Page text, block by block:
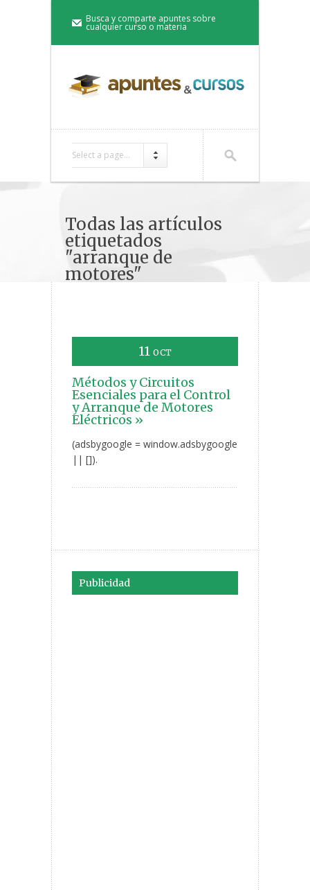
Busca y comparte apuntes sobre
cualquier curso o materia
Select a page...
Todas las artículos
etiquetados
"arranque de
motores"
11 OCT
Métodos y Circuitos
Esenciales para el Control
y Arranque de Motores
Eléctricos »
(adsbygoogle = window.adsbygoogle
|| []).
Publicidad